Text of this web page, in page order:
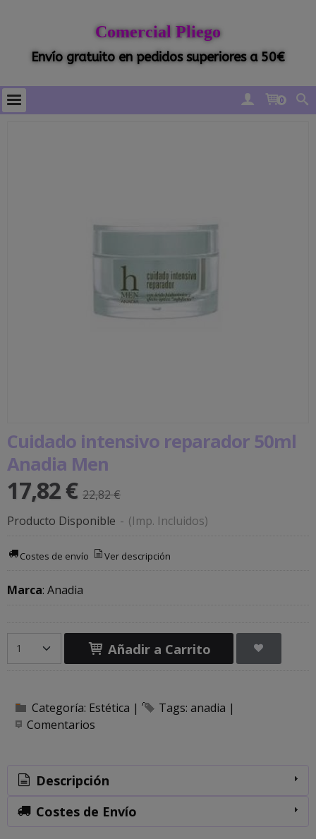
Comercial Pliego
Envío gratuito en pedidos superiores a 50€
0
Cuidado intensivo reparador 50ml
Anadia Men
17,82 € 22,82 €
Producto Disponible - (Imp. Incluidos)
Costes de envío Ver descripción
Marca: Anadia
Añadir a Carrito
Categoría: Estética | Tags: anadia |
Comentarios
Descripción
Costes de Envío